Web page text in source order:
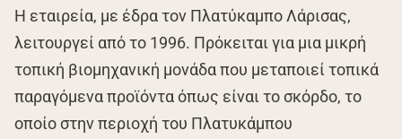
Η εταιρεία, με έδρα τον Πλατύκαμπο Λάρισας,
λειτουργεί από το 1996. Πρόκειται για μια μικρή
τοπική βιομηχανική μονάδα που μεταποιεί τοπικά
παραγόμενα προϊόντα όπως είναι το σκόρδο, το
οποίο στην περιοχή του Πλατυκάμπου